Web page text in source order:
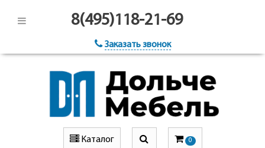
8(495)118-21-69
Заказать звонок
Каталог 0